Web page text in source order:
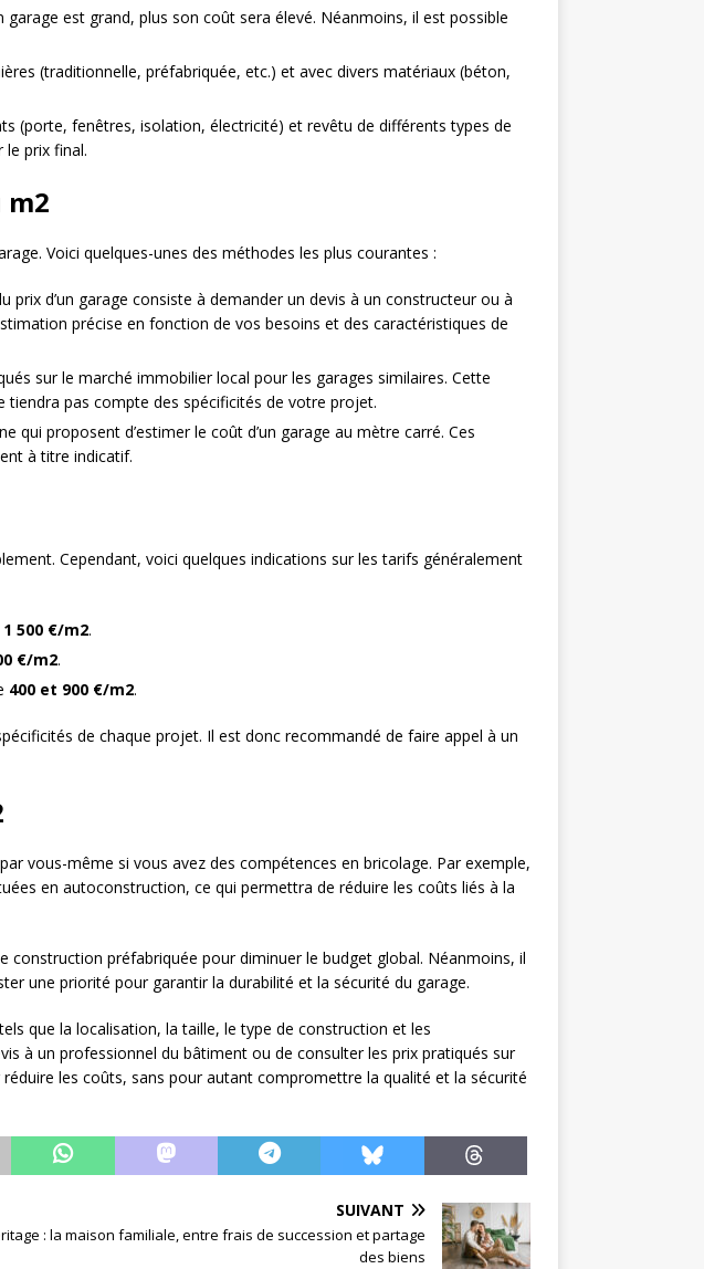
est grand, plus son coût sera élevé. Néanmoins, il est possible
(traditionnelle, préfabriquée, etc.) et avec divers matériaux (béton,
(porte, fenêtres, isolation, électricité) et revêtu de différents types de
prix final.
m2
Voici quelques-unes des méthodes les plus courantes :
d’un garage consiste à demander un devis à un constructeur ou à
précise en fonction de vos besoins et des caractéristiques de
sur le marché immobilier local pour les garages similaires. Cette
pas compte des spécificités de votre projet.
qui proposent d’estimer le coût d’un garage au mètre carré. Ces
à titre indicatif.
Cependant, voici quelques indications sur les tarifs généralement
500 €/m2.
€/m2.
400 et 900 €/m2.
de chaque projet. Il est donc recommandé de faire appel à un
vous-même si vous avez des compétences en bricolage. Par exemple,
en autoconstruction, ce qui permettra de réduire les coûts liés à la
préfabriquée pour diminuer le budget global. Néanmoins, il
une priorité pour garantir la durabilité et la sécurité du garage.
que la localisation, la taille, le type de construction et les
à un professionnel du bâtiment ou de consulter les prix pratiqués sur
les coûts, sans pour autant compromettre la qualité et la sécurité
SUIVANT
: la maison familiale, entre frais de succession et partage
des biens